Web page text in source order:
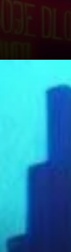
En plus
Solana,
abordé
de
grande
termes